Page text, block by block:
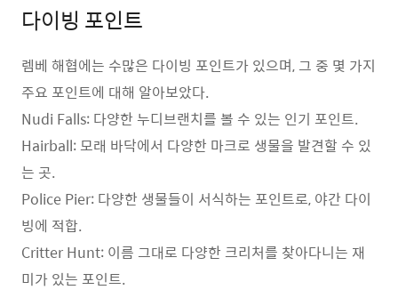
다이빙 포인트
렘베 해협에는 수많은 다이빙 포인트가 있으며, 그 중 몇 가지
주요 포인트에 대해 알아보았다.
Nudi Falls: 다양한 누디브랜치를 볼 수 있는 인기 포인트.
Hairball: 모래 바닥에서 다양한 마크로 생물을 발견할 수 있
는 곳.
Police Pier: 다양한 생물들이 서식하는 포인트로, 야간 다이
빙에 적합.
Critter Hunt: 이름 그대로 다양한 크리처를 찾아다니는 재
미가 있는 포인트.